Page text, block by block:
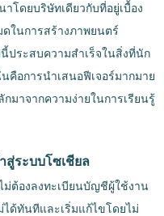
โดยบริษัทเดียวกับที่อยู่เบื้อง
ดในการสร้างภาพยนตร์
ประสบความสำเร็จในสิ่งที่นัก
คือการนำเสนอฟีเจอร์มากมาย
มาจากความง่ายในการเรียนรู้
สู่ระบบโซเชียล
ม่ต้องลงทะเบียนบัญชีผู้ใช้งาน
ด้ทันทีและเริ่มแก้ไขโดยไม่